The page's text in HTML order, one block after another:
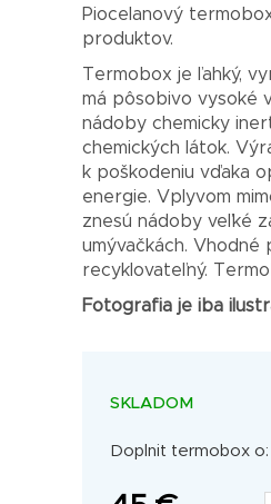
je
5,0
z
5
hviezdičiek.
Piocelanový
produktov.
Termobox je ľahký,
má pôsobivo vysoké
nádoby chemicky
chemických látok.
k poškodeniu vďaka
energie. Vplyvom
znesú nádoby veľké
umývačkách.
recyklovateľný.
Fotografia je iba
SKLADOM
Doplnit termobox o: